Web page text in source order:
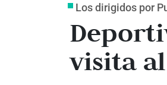
Los dirigidos por
visita